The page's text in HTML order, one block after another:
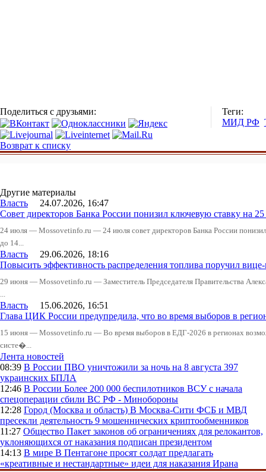
Поделиться с друзьями:
Теги:
МИД РФ
Возврат к списку
Другие материалы
Власть 24.07.2026, 16:47
Совет директоров Банка России понизил ключевую ставку на
24 июля — Mossovetinfo.ru — 24 июля совет директоров Банка России
до 14...
Власть 29.06.2026, 18:16
Повысить эффективность распределения топлива поручил
29 июня — Mossovetinfo.ru — Заместитель Председателя Правительства
...
Власть 15.06.2026, 16:51
Глава ЦИК России предупредила, что во время выборов в
15 июня — Mossovetinfo.ru — Во время выборов в ЕДГ-2026 в регионах
систе�...
Лента новостей
08:39 В России ПВО уничтожили за ночь на 8 августа 397
украинских БПЛА
12:46 В России Более 200 000 беспилотников ВСУ с начала
спецоперации сбили ВС РФ - Минобороны
12:28 Город (Москва и область) В Москва-Сити ФСБ и МВД
пресекли деятельность 9 мошеннических криптообменников
11:27 Общество Пакет законов об ограничениях для релокантов,
уклоняющихся от наказания подписан президентом
14:13 В мире В Пентагоне просят солдат предлагать
«креативные и нестандартные» идеи для наказания Ирана